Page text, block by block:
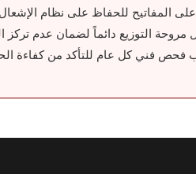
المفاتيح للحفاظ على نظام
التوزيع دائماً لضمان عدم تركز
فحص فني كل عام للتأكد من كفاءة